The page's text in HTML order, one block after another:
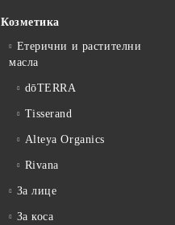
Козметика
Етерични и растителни
масла
dōTERRA
Tisserand
Alteya Organics
Rivana
За лице
За коса